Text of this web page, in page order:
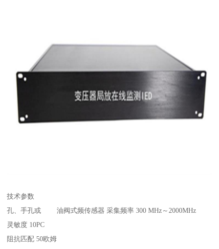
技术参数
孔、手孔或 油阀式频传感器 采集频率 300 MHz～2000MHz
灵敏度 10PC
阻抗匹配 50欧姆